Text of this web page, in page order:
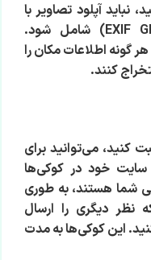
نباید آپلود تصاویر با
داده‌های مکان جغرافیایی (EXIF GPS) شامل شود.
گونه اطلاعات مکان را
کنند.
کنید، می‌توانید برای
خود در کوکی‌ها
شما هستند، به طوری
نظر دیگری را ارسال
این کوکی‌ها به مدت